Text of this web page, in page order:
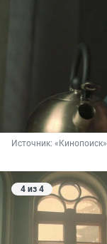
Источник: «Кинопоиск»
4 из 4